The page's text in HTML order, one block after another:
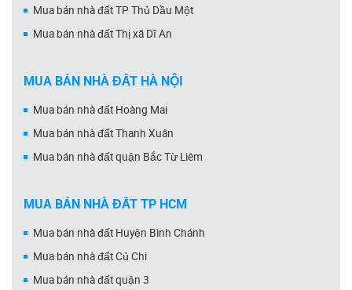
Mua bán nhà đất TP Thủ Dầu Một
Mua bán nhà đất Thị xã Dĩ An
MUA BÁN NHÀ ĐẤT HÀ NỘI
Mua bán nhà đất Hoàng Mai
Mua bán nhà đất Thanh Xuân
Mua bán nhà đất quận Bắc Từ Liêm
MUA BÁN NHÀ ĐẤT TP HCM
Mua bán nhà đất Huyện Bình Chánh
Mua bán nhà đất Củ Chi
Mua bán nhà đất quận 3